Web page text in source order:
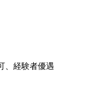
、経験者優遇